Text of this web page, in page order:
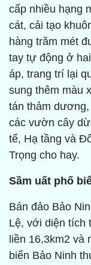
cấp nhiều hạng
cát, cải tạo
hàng trăm mét
tay tự động ở
áp, trang trí lại
sung thêm màu
tán thảm
các vườn cây
tế, Hạ tầng và
Trọng cho hay.
Sầm uất phố
Bán đảo Bảo
Lệ, với diện tích
liền 16,3km2 và
biển Bảo Ninh